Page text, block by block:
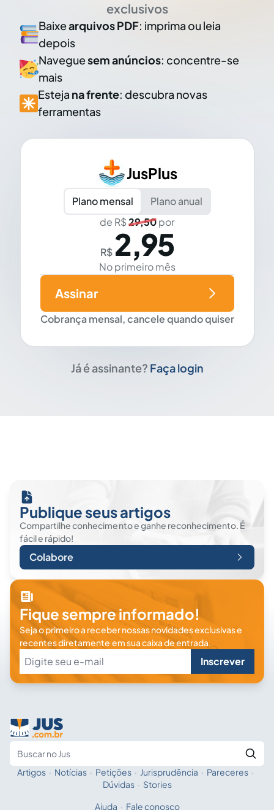
exclusivos
Baixearquivos PDF: imprima ou leia
depois
Naveguesem anúncios: concentre-se
mais
Esteja na frente: descubra novas
ferramentas
JusPlus
Plano mensal
Plano anual
de R$29,50por
R$ 2,95
No primeiro mês
Cobrança mensal, cancele quando quiser
Assinar
Já é assinante? Faça login
Publique seus artigos
Compartilhe conhecimento e ganhe reconhecimento. É
fácil e rápido!
Colabore
Fique sempre informado!
Seja o primeiro a receber nossas novidades exclusivas e
recentes diretamente em sua caixa de entrada.
Inscrever
Fale com a IA
Artigos · Notícias · Petições · Jurisprudência · Pareceres ·
Dúvidas · Stories
Ajuda · Fale conosco